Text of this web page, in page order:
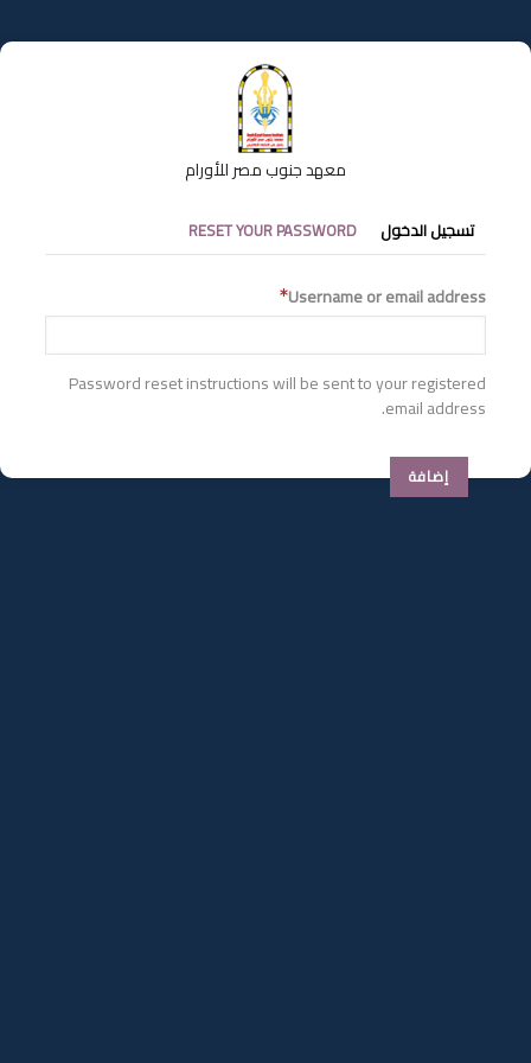
إلى
المحتوى
معهد جنوب مصر للأورام
التبويبات
الأساسية
تسجيل الدخول RESET YOUR PASSWORD
Username or email address
Password reset instructions will be sent to your registered
email address.